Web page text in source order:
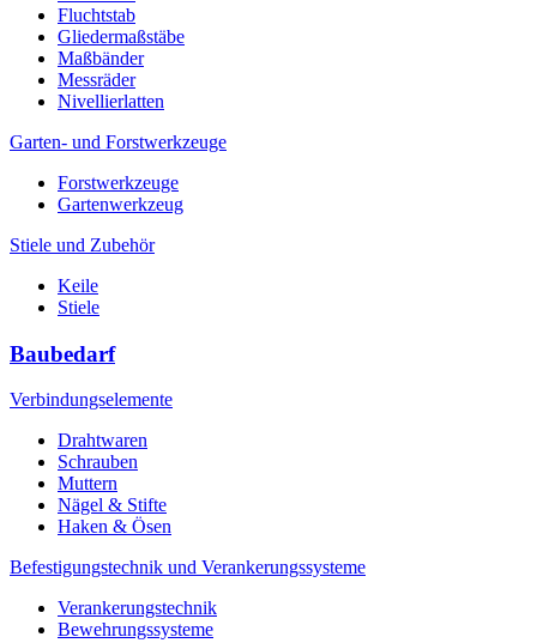
Fluchtstab
Gliedermaßstäbe
Maßbänder
Messräder
Nivellierlatten
Garten- und Forstwerkzeuge
Forstwerkzeuge
Gartenwerkzeug
Stiele und Zubehör
Keile
Stiele
Baubedarf
Verbindungselemente
Drahtwaren
Schrauben
Muttern
Nägel & Stifte
Haken & Ösen
Befestigungstechnik und Verankerungssysteme
Verankerungstechnik
Bewehrungssysteme